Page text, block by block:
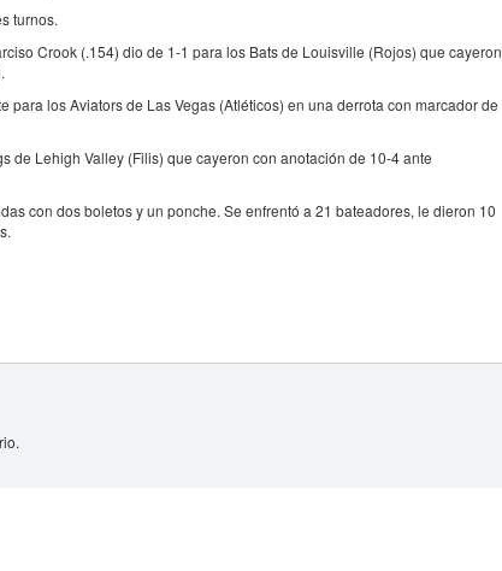
turnos.
Crook (.154) dio de 1-1 para los Bats de Louisville (Rojos) que cayeron
los Aviators de Las Vegas (Atléticos) en una derrota con marcador de
de Lehigh Valley (Filis) que cayeron con anotación de 10-4 ante
con dos boletos y un ponche. Se enfrentó a 21 bateadores, le dieron 10